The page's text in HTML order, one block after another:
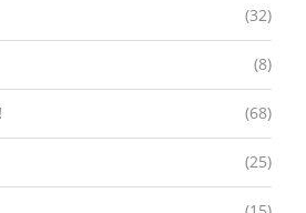
(32)
(8)
(68)
(25)